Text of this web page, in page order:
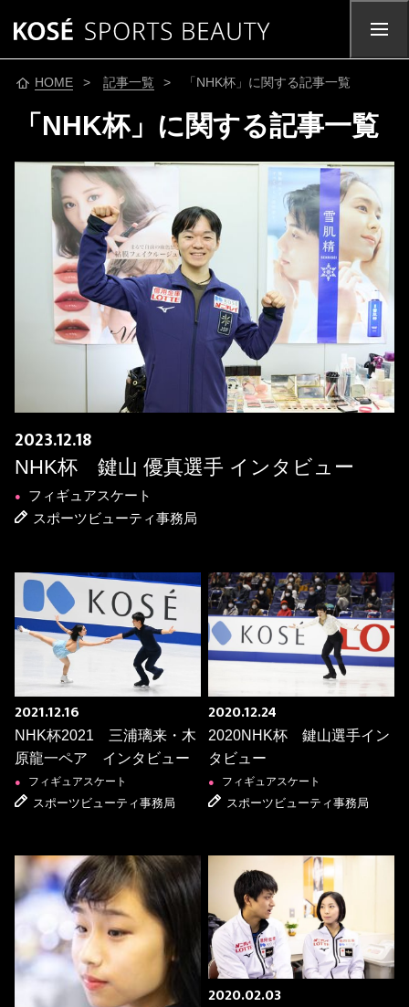
HOME > 記事一覧 > 「NHK杯」に関する記事一覧
「NHK杯」に関する記事一覧
2023.12.18
NHK杯 鍵山 優真選手 インタビュー
●
フィギュアスケート
スポーツビューティ事務局
2021.12.16
NHK杯2021 三浦璃来・木
原龍一ペア インタビュー
● フィギュアスケート
スポーツビューティ事務局
2020.12.24
2020NHK杯 鍵山選手イン
タビュー
● フィギュアスケート
スポーツビューティ事務局
2020.02.03